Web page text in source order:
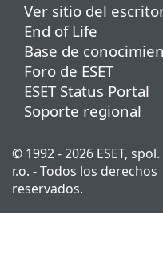
Ver sitio del
End of Life
Base de
Foro de ESET
ESET Status Portal
Soporte regional
© 1992 - 2026 ESET, spol.
r.o. - Todos los derechos
reservados.